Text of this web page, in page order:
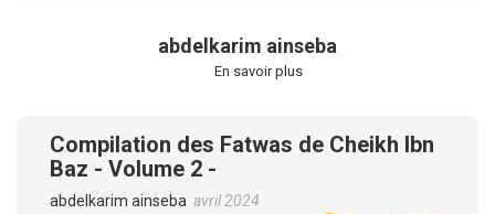
abdelkarim ainseba
En savoir plus
Compilation des Fatwas de Cheikh Ibn
Baz - Volume 2 -
abdelkarim ainseba avril 2024